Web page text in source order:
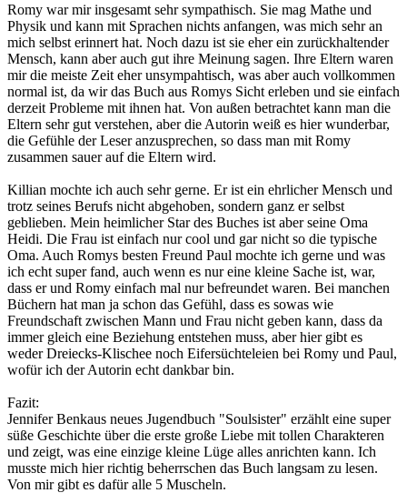
Romy war mir insgesamt sehr sympathisch. Sie mag Mathe und
Physik und kann mit Sprachen nichts anfangen, was mich sehr an
mich selbst erinnert hat. Noch dazu ist sie eher ein zurückhaltender
Mensch, kann aber auch gut ihre Meinung sagen. Ihre Eltern waren
mir die meiste Zeit eher unsympahtisch, was aber auch vollkommen
normal ist, da wir das Buch aus Romys Sicht erleben und sie einfach
derzeit Probleme mit ihnen hat. Von außen betrachtet kann man die
Eltern sehr gut verstehen, aber die Autorin weiß es hier wunderbar,
die Gefühle der Leser anzusprechen, so dass man mit Romy
zusammen sauer auf die Eltern wird.
Killian mochte ich auch sehr gerne. Er ist ein ehrlicher Mensch und
trotz seines Berufs nicht abgehoben, sondern ganz er selbst
geblieben. Mein heimlicher Star des Buches ist aber seine Oma
Heidi. Die Frau ist einfach nur cool und gar nicht so die typische
Oma. Auch Romys besten Freund Paul mochte ich gerne und was
ich echt super fand, auch wenn es nur eine kleine Sache ist, war,
dass er und Romy einfach mal nur befreundet waren. Bei manchen
Büchern hat man ja schon das Gefühl, dass es sowas wie
Freundschaft zwischen Mann und Frau nicht geben kann, dass da
immer gleich eine Beziehung entstehen muss, aber hier gibt es
weder Dreiecks-Klischee noch Eifersüchteleien bei Romy und Paul,
wofür ich der Autorin echt dankbar bin.
Fazit:
Jennifer Benkaus neues Jugendbuch "Soulsister" erzählt eine super
süße Geschichte über die erste große Liebe mit tollen Charakteren
und zeigt, was eine einzige kleine Lüge alles anrichten kann. Ich
musste mich hier richtig beherrschen das Buch langsam zu lesen.
Von mir gibt es dafür alle 5 Muscheln.